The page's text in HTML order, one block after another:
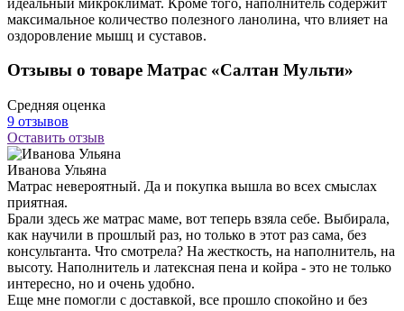
от 2 840 ₽
Описание
Шерстяные изделия — незаменимый зимний атрибут любого
дома. Под ним быстрее расслабляешься и согреваешься.
лечебные свойства. Подушка из верблюжьей шерсти согреет в
любую погоду, прекрасно дышит и дарит ощущение тепла.
Главная их особенность — способность впитывать огромное
количество влаги, оставаясь сухими на ощупь. С верблюжьей
подушкой в вашей кровати всегда будет поддерживаться
идеальный микроклимат. Кроме того, наполнитель содержит
максимальное количество полезного ланолина, что влияет на
оздоровление мышц и суставов.
Отзывы о товаре Матрас «Салтан Мульти»
Средняя оценка